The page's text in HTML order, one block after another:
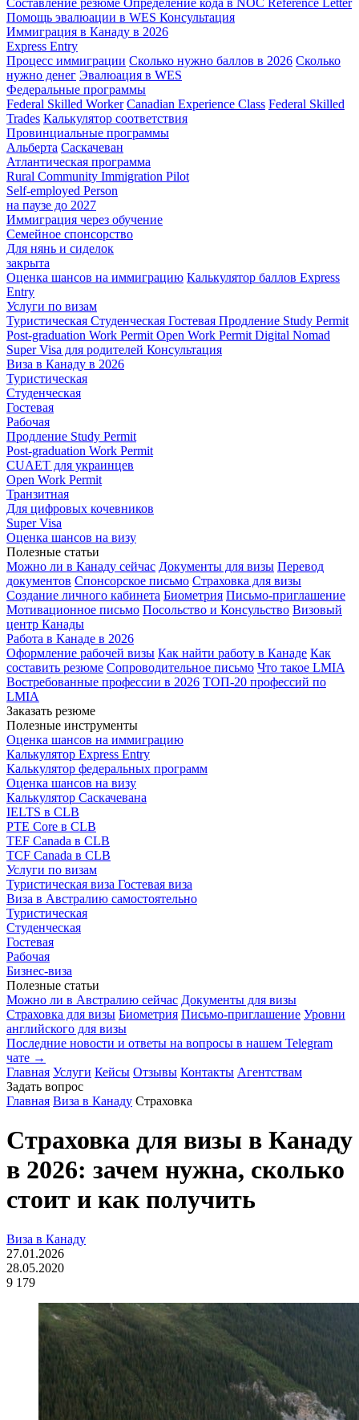
Помощь эвалюации в WES Консультация
Иммиграция в Канаду в 2026
Express Entry
Процесс иммиграции Сколько нужно баллов в 2026 Сколько
нужно денег Эвалюация в WES
Федеральные программы
Federal Skilled Worker Canadian Experience Class Federal Skilled
Trades Калькулятор соответствия
Провинциальные программы
Альберта Саскачеван
Атлантическая программа
Rural Community Immigration Pilot
Self-employed Person
на паузе до 2027
Иммиграция через обучение
Семейное спонсорство
Для нянь и сиделок
закрыта
Оценка шансов на иммиграцию Калькулятор баллов Express
Entry
Услуги по визам
Туристическая Студенческая Гостевая Продление Study Permit
Post-graduation Work Permit Open Work Permit Digital Nomad
Super Visa для родителей Консультация
Виза в Канаду в 2026
Туристическая
Студенческая
Гостевая
Рабочая
Продление Study Permit
Post-graduation Work Permit
CUAET для украинцев
Open Work Permit
Транзитная
Для цифровых кочевников
Super Visa
Оценка шансов на визу
Полезные статьи
Можно ли в Канаду сейчас Документы для визы Перевод
документов Спонсорское письмо Страховка для визы
Создание личного кабинета Биометрия Письмо-приглашение
Мотивационное письмо Посольство и Консульство Визовый
центр Канады
Работа в Канаде в 2026
Оформление рабочей визы Как найти работу в Канаде Как
составить резюме Сопроводительное письмо Что такое LMIA
Востребованные профессии в 2026 ТОП-20 профессий по
LMIA
Заказать резюме
Полезные инструменты
Оценка шансов на иммиграцию
Калькулятор Express Entry
Калькулятор федеральных программ
Оценка шансов на визу
Калькулятор Саскачевана
IELTS в CLB
PTE Core в CLB
TEF Canada в CLB
TCF Canada в CLB
Услуги по визам
Туристическая виза Гостевая виза
Виза в Австралию самостоятельно
Туристическая
Студенческая
Гостевая
Рабочая
Бизнес-виза
Полезные статьи
Можно ли в Австралию сейчас Документы для визы
Страховка для визы Биометрия Письмо-приглашение Уровни
английского для визы
Последние новости и ответы на вопросы в нашем Telegram
чате →
Главная Услуги Кейсы Отзывы Контакты Агентствам
Задать вопрос
Главная Виза в Канаду Страховка
Страховка для визы в Канаду
в 2026: зачем нужна, сколько
стоит и как получить
Виза в Канаду
27.01.2026
28.05.2020
9 179